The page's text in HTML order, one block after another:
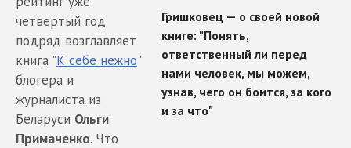
четвертый год
подряд возглавляет
книга "К себе нежно"
блогера и
журналиста из
Беларуси Ольги
Примаченко. Что